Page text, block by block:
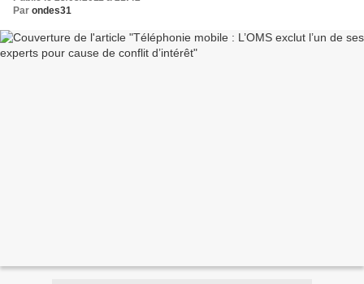
Par ondes31